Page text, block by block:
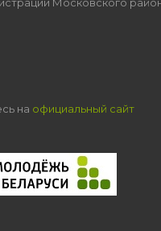
на официальный сайт